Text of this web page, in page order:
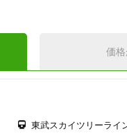
価
東武スカイツリーラ